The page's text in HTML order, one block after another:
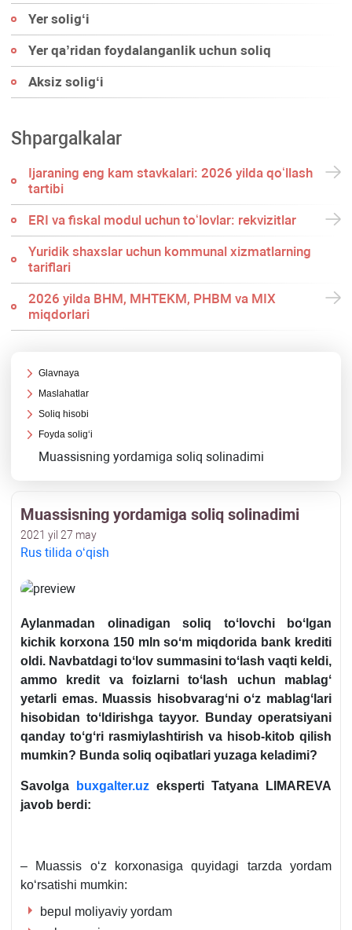
Yer soligʻi
Yer qa’ridan foydalanganlik uchun soliq
Aksiz soligʻi
Shpargalkalar
Ijaraning eng kam stavkalari: 2026 yilda qoʻllash
tartibi
ERI va fiskal modul uchun toʻlovlar: rekvizitlar
Yuridik shaхslar uchun kommunal хizmatlarning
tariflari
2026 yilda BHM, MHTEKM, PHBM va MIX
miqdorlari
Glavnaya
Maslahatlar
Soliq hisobi
Foyda soligʻi
Muassisning yordamiga soliq solinadimi
Muassisning yordamiga soliq solinadimi
2021 yil 27 may
Rus tilida oʻqish
Aylanmadan olinadigan soliq toʻlovchi boʻlgan
kichik korхona 150 mln soʻm miqdorida bank krediti
oldi. Navbatdagi toʻlov summasini toʻlash vaqti keldi,
ammo kredit va foizlarni toʻlash uchun mablagʻ
yetarli emas. Muassis hisobvaragʻni oʻz mablagʻlari
hisobidan toʻldirishga tayyor. Bunday operatsiyani
qanday toʻgʻri rasmiylashtirish va hisob-kitob qilish
mumkin? Bunda soliq oqibatlari yuzaga keladimi?
Savolga buxgalter.uz eksperti Tatyana LIMAREVA
javob berdi:
– Muassis oʻz korхonasiga quyidagi tarzda yordam
koʻrsatishi mumkin:
bepul moliyaviy yordam